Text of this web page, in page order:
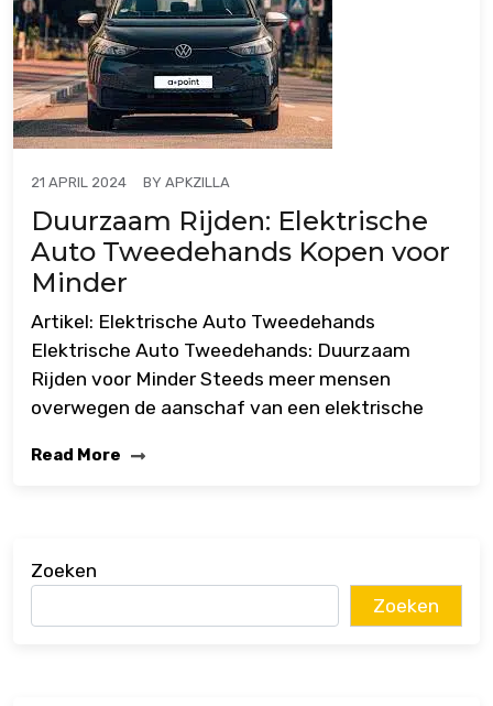
21 APRIL 2024 BY APKZILLA
Duurzaam Rijden: Elektrische
Auto Tweedehands Kopen voor
Minder
Artikel: Elektrische Auto Tweedehands
Elektrische Auto Tweedehands: Duurzaam
Rijden voor Minder Steeds meer mensen
overwegen de aanschaf van een elektrische
Read More
Zoeken
Zoeken